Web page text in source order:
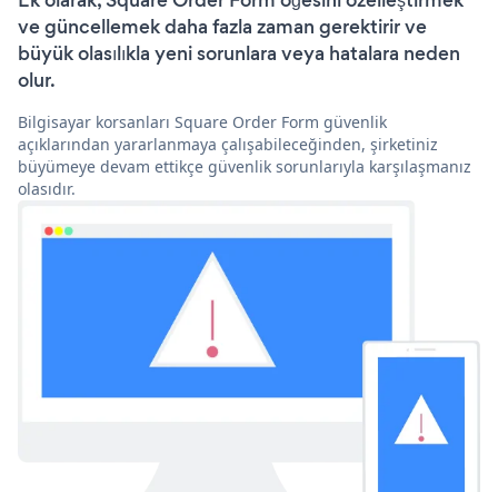
ve güncellemek daha fazla zaman gerektirir ve
büyük olasılıkla yeni sorunlara veya hatalara neden
olur.
Bilgisayar korsanları Square Order Form güvenlik
açıklarından yararlanmaya çalışabileceğinden, şirketiniz
büyümeye devam ettikçe güvenlik sorunlarıyla karşılaşmanız
olasıdır.